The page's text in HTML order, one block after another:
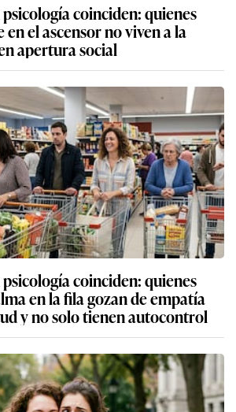
coinciden: quienes
el ascensor no viven a la
apertura social
coinciden: quienes
en la fila gozan de empatía
y no solo tienen autocontrol